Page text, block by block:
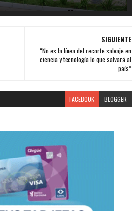
SIGUIENTE
“No es la línea del recorte salvaje en
ciencia y tecnología lo que salvará al
país”
FACEBOOK BLOGGER